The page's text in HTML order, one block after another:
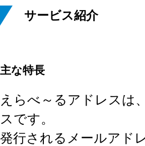
サービス紹介
主な特長
えらべ～るアドレスは
スです。
発行されるメールアド